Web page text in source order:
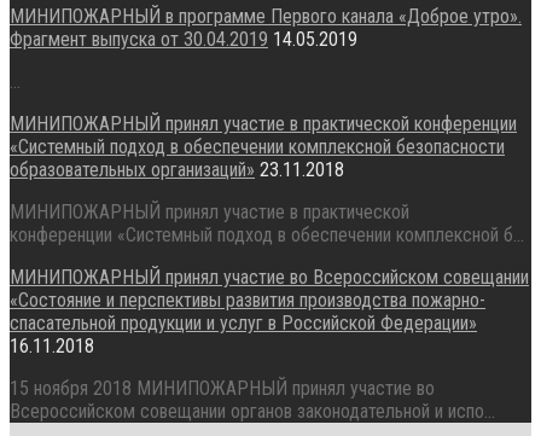
МИНИПОЖАРНЫЙ в программе Первого канала «Доброе утро».
Фрагмент выпуска от 30.04.2019 14.05.2019
...
МИНИПОЖАРНЫЙ принял участие в практической конференции
«Системный подход в обеспечении комплексной безопасности
образовательных организаций» 23.11.2018
МИНИПОЖАРНЫЙ принял участие в практической
конференции «Системный подход в обеспечении комплексной б...
МИНИПОЖАРНЫЙ принял участие во Всероссийском совещании
«Состояние и перспективы развития производства пожарно-
спасательной продукции и услуг в Российской Федерации»
16.11.2018
15 ноября 2018 МИНИПОЖАРНЫЙ принял участие во
Всероссийском совещании органов законодательной и испо...